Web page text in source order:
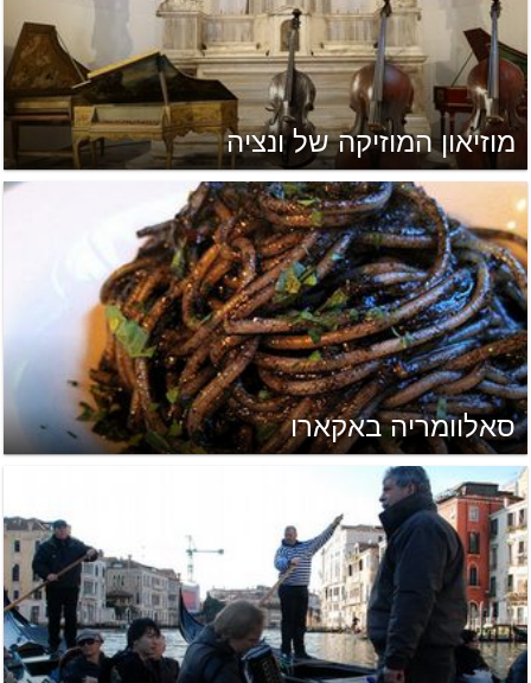
מוזיאון המוזיקה של ונציה
סאלוומריה באקארו